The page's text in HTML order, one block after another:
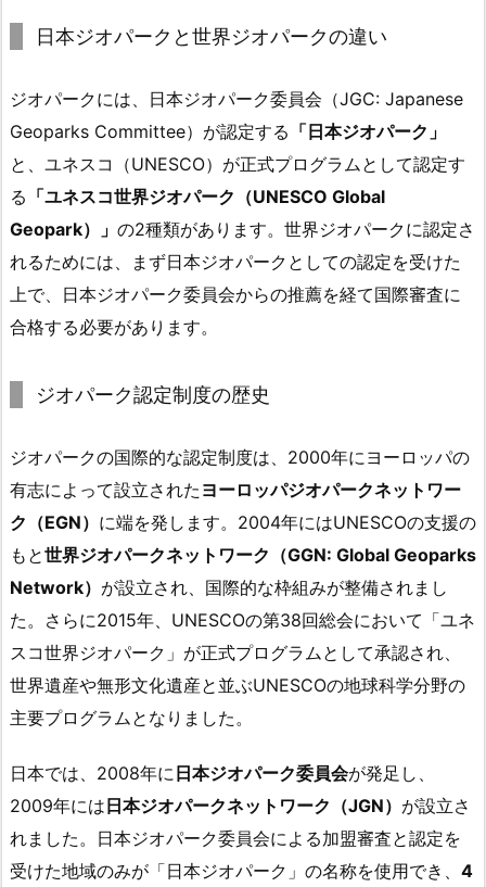
日本ジオパークと世界ジオパークの違い
ジオパークには、日本ジオパーク委員会（JGC: Japanese
Geoparks Committee）が認定する 「日本ジオパーク」
と、ユネスコ（UNESCO）が正式プログラムとして認定す
る 「ユネスコ世界ジオパーク（UNESCO Global
Geopark）」 の2種類があります。世界ジオパークに認定さ
れるためには、まず日本ジオパークとしての認定を受けた
上で、日本ジオパーク委員会からの推薦を経て国際審査に
合格する必要があります。
ジオパーク認定制度の歴史
ジオパークの国際的な認定制度は、2000年にヨーロッパの
有志によって設立された ヨーロッパジオパークネットワー
ク（EGN） に端を発します。2004年にはUNESCOの支援の
もと世界ジオパークネットワーク（GGN: Global Geoparks
Network） が設立され、国際的な枠組みが整備されまし
た。さらに2015年、UNESCOの第38回総会において「ユネ
スコ世界ジオパーク」が正式プログラムとして承認され、
世界遺産や無形文化遺産と並ぶUNESCOの地球科学分野の
主要プログラムとなりました。
日本では、2008年に 日本ジオパーク委員会が発足し、
2009年には 日本ジオパークネットワーク（JGN） が設立さ
れました。日本ジオパーク委員会による加盟審査と認定を
受けた地域のみが「日本ジオパーク」の名称を使用でき、 4